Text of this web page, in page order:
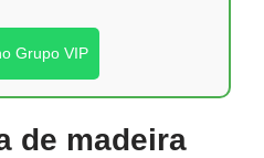
Grupo VIP
de madeira